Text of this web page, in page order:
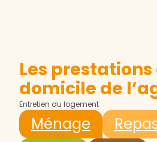
Les prestations
domicile de
Entretien du logement
Ménage